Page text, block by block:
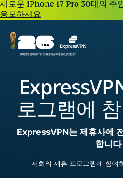
새로운 iPhone 17 Pro 30대의 주
응모하세요
로그램에
ExpressVPN는 제휴사에
합니다
저희의 제휴 프로그램에 참여